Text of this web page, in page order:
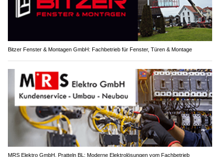
Bitzer Fenster & Montagen GmbH: Fachbetrieb für Fenster, Türen & Montage
MRS Elektro GmbH, Pratteln BL: Moderne Elektrolösungen vom Fachbetrieb